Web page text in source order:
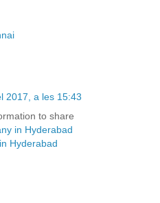
2017, a les 15:43
to share
in Hyderabad
Hyderabad